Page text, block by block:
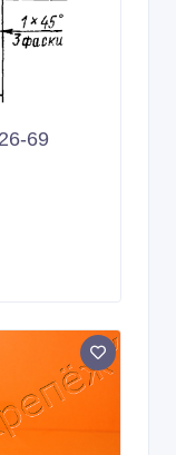
69